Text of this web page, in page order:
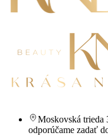
Moskovská trieda
odporúčame zadať